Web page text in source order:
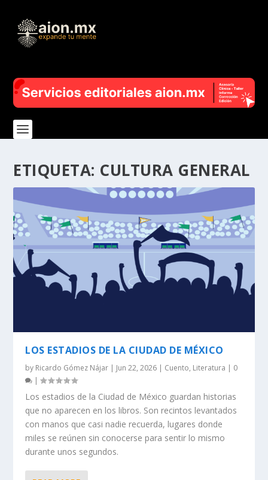
ETIQUETA: CULTURA GENERAL
LOS ESTADIOS DE LA CIUDAD DE MÉXICO
by Ricardo Gómez Nájar | Jun 22, 2026 | Cuento, Literatura | 0
|
Los estadios de la Ciudad de México guardan historias
que no aparecen en los libros. Son recintos levantados
con manos que casi nadie recuerda, lugares donde
miles se reúnen sin conocerse para sentir lo mismo
durante unos segundos.